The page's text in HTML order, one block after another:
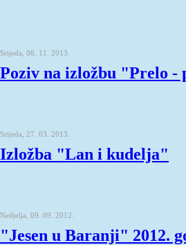
Srijeda, 06. 11. 2013.
Poziv na izložbu "Prelo -
Srijeda, 27. 03. 2013.
Izložba "Lan i kudelja"
Nedjelja, 09. 09. 2012.
"Jesen u Baranji" 2012.